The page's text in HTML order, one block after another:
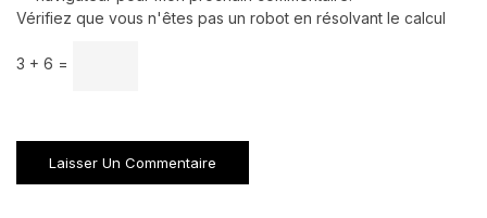
Vérifiez que vous n'êtes pas un robot en résolvant le calcul
3 + 6 =